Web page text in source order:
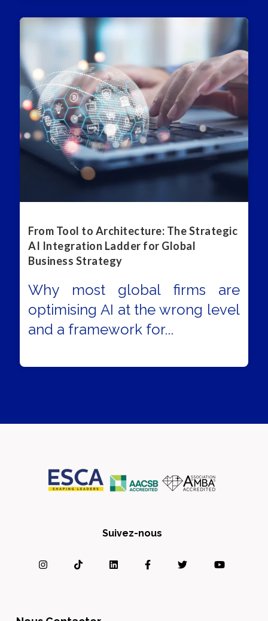
From Tool to Architecture: The Strategic
AI Integration Ladder for Global
Business Strategy
Why most global firms are
optimising AI at the wrong level
and a framework for...
Suivez-nous